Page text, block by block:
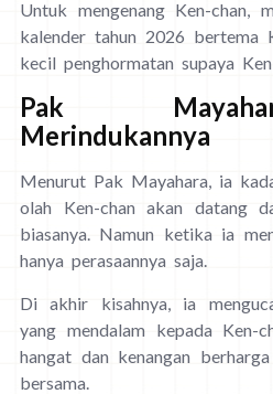
Untuk mengenang Ken-chan,
kalender tahun 2026 bertema
kecil penghormatan supaya
Pak
Merindukannya
Menurut Pak Mayahara, ia
olah Ken-chan akan datang
biasanya. Namun ketika ia
hanya perasaannya saja.
Di akhir kisahnya, ia
yang mendalam kepada Ken-
hangat dan kenangan
bersama.